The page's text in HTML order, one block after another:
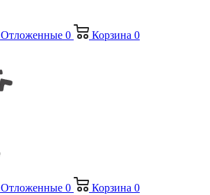
Отложенные 0 Корзина 0
Отложенные 0 Корзина 0